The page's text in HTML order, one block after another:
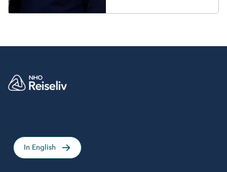
In English